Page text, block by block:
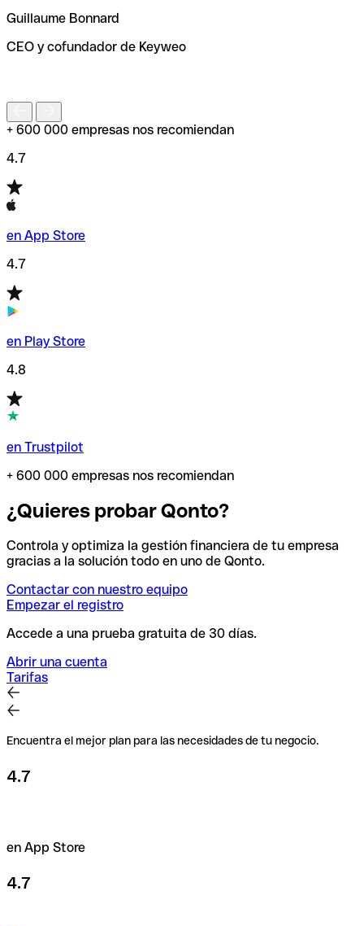
de enviar tu transferencia.
Guillaume Bonnard
CEO y cofundador de Keyweo
+ 600 000 empresas nos recomiendan
4.7
en App Store
4.7
en Play Store
4.8
en Trustpilot
+ 600 000 empresas nos recomiendan
¿Quieres probar Qonto?
Controla y optimiza la gestión financiera de tu empresa
gracias a la solución todo en uno de Qonto.
Contactar con nuestro equipo
Empezar el registro
Accede a una prueba gratuita de 30 días.
Abrir una cuenta
Tarifas
Encuentra el mejor plan para las necesidades de tu negocio.
4.7
en App Store
4.7